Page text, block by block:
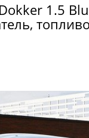
1.5